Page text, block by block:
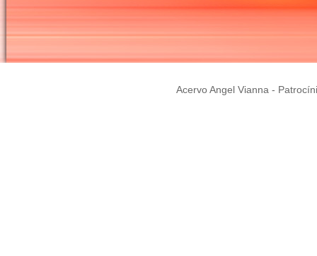
Acervo Angel Vianna -